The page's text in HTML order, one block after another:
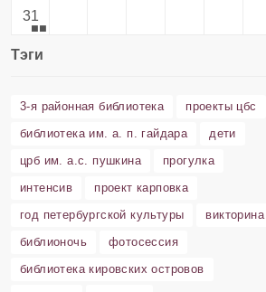
31
Тэги
3-я районная библиотека
проекты цбс
библиотека им. а. п. гайдара
дети
црб им. а.с. пушкина
прогулка
интенсив
проект карповка
год петербургской культуры
викторина
библионочь
фотосессия
библиотека кировских островов